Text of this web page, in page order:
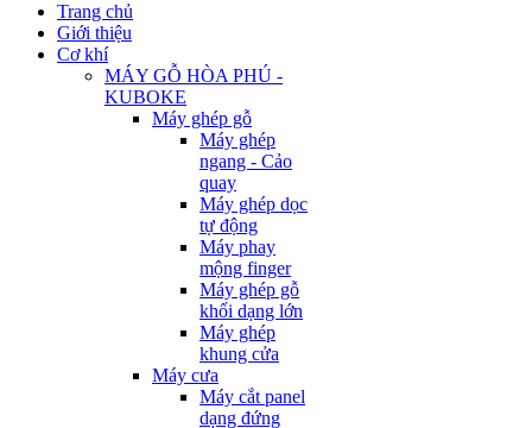
Trang chủ
Giới thiệu
Cơ khí
MÁY GỖ HÒA PHÚ -
KUBOKE
Máy ghép gỗ
Máy ghép
ngang - Cảo
quay
Máy ghép dọc
tự động
Máy phay
mộng finger
Máy ghép gỗ
khối dạng lớn
Máy ghép
khung cửa
Máy cưa
Máy cắt panel
dạng đứng